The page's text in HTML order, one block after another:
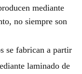
mediante
no siempre son
se fabrican a partir
laminado de